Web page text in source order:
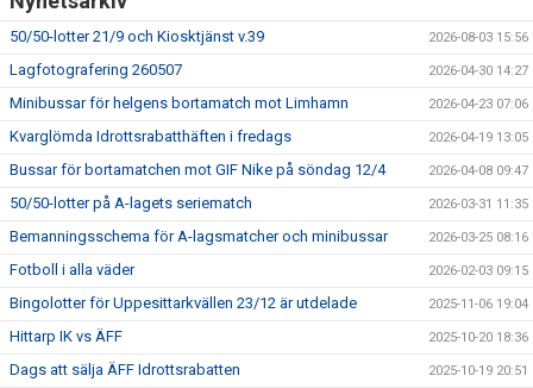
50/50-lotter 21/9 och Kiosktjänst v.39 2026-08-03 15:56
Lagfotografering 260507 2026-04-30 14:27
Minibussar för helgens bortamatch mot Limhamn 2026-04-23 07:06
Kvarglömda Idrottsrabatthäften i fredags 2026-04-19 13:05
Bussar för bortamatchen mot GIF Nike på söndag 12/4 2026-04-08 09:47
50/50-lotter på A-lagets seriematch 2026-03-31 11:35
Bemanningsschema för A-lagsmatcher och minibussar 2026-03-25 08:16
Fotboll i alla väder 2026-02-03 09:15
Bingolotter för Uppesittarkvällen 23/12 är utdelade 2025-11-06 19:04
Hittarp IK vs ÄFF 2025-10-20 18:36
Dags att sälja ÄFF Idrottsrabatten 2025-10-19 20:51